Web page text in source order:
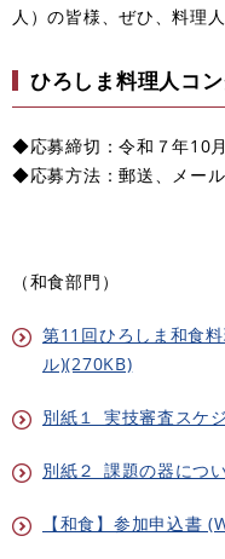
人）の皆様、ぜひ、料理
ひろしま料理人コ
◆応募締切：令和７年10
◆応募方法：郵送、メー
（和食部門）
第11回ひろしま和食
ル)(270KB)
別紙１_実技審査スケ
別紙２_課題の器につ
【和食】参加申込書